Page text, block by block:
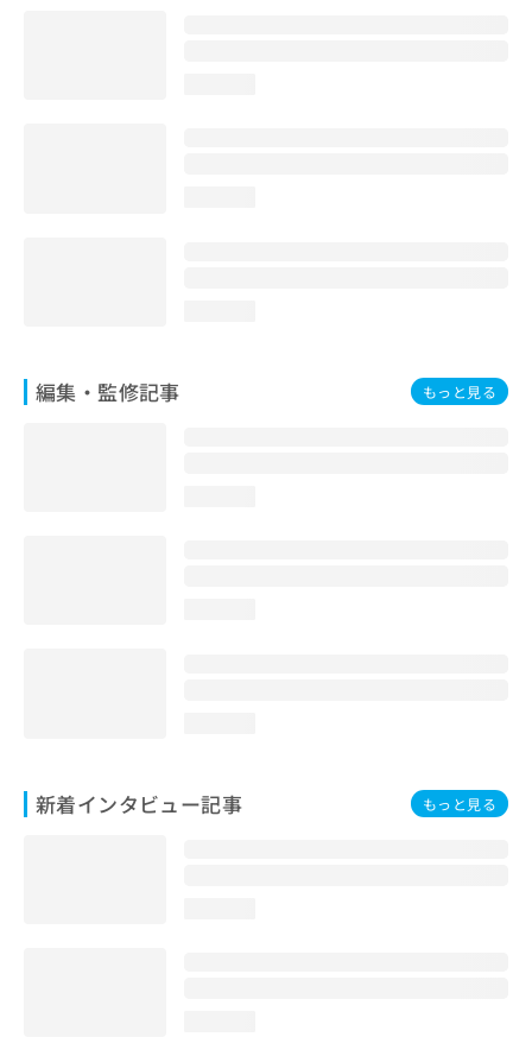
編集・監修記事 もっと見る
新着インタビュー記事 もっと見る